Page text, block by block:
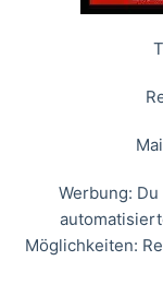
Werbung:
Möglichkeiten: